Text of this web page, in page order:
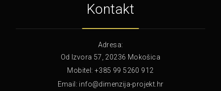
Kontakt
Adresa:
Od Izvora 57, 20236 Mokošica
Mobitel:+385 99 5260 912
Email: info@dimenzija-projekt.hr